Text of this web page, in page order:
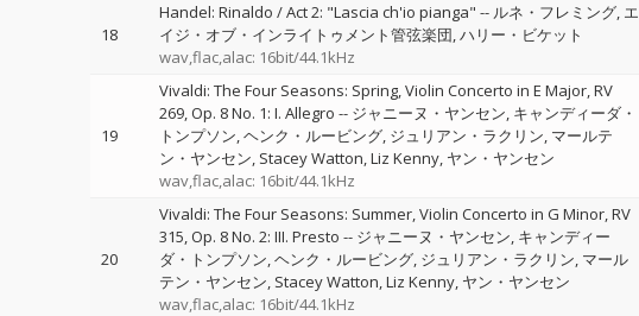
18
Handel: Rinaldo / Act 2: "Lascia ch'io pianga" -- ルネ・フレミング エ
イジ・オブ・インライトゥメント管弦楽団 ハリー・ビケット
wav,flac,alac: 16bit/44.1kHz
19
Vivaldi: The Four Seasons: Spring, Violin Concerto in E Major, RV
269, Op. 8 No. 1: I. Allegro -- ジャニーヌ・ヤンセン キャンディーダ・
トンプソン ヘンク・ルービング ジュリアン・ラクリン マールテ
ン・ヤンセン Stacey Watton Liz Kenny ヤン・ヤンセン
wav,flac,alac: 16bit/44.1kHz
20
Vivaldi: The Four Seasons: Summer, Violin Concerto in G Minor, RV
315, Op. 8 No. 2: III. Presto -- ジャニーヌ・ヤンセン キャンディー
ダ・トンプソン ヘンク・ルービング ジュリアン・ラクリン マール
テン・ヤンセン Stacey Watton Liz Kenny ヤン・ヤンセン
wav,flac,alac: 16bit/44.1kHz